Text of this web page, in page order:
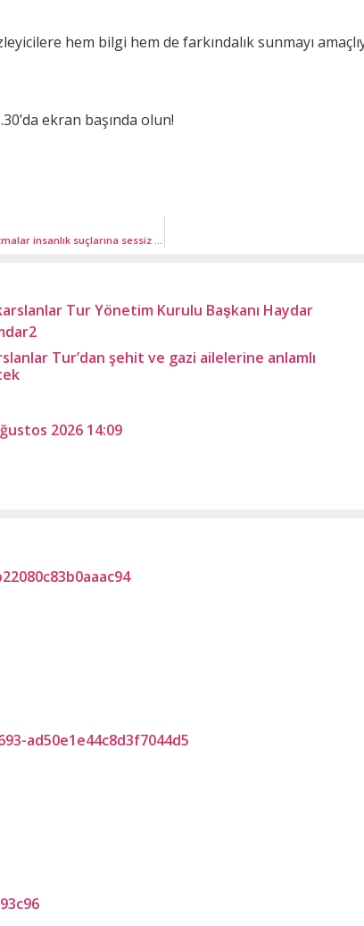
hem bilgi hem de farkındalık sunmayı
ekran başında olun!
Tur’dan şehit ve gazi ailelerine anlamlı
2026 14:09